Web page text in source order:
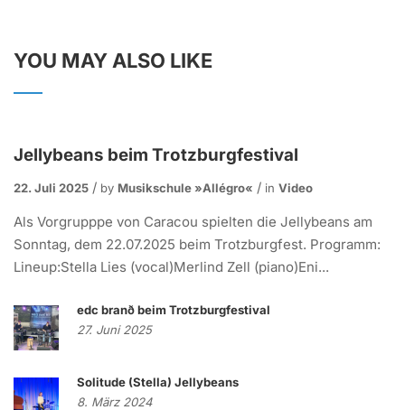
YOU MAY ALSO LIKE
Jellybeans beim Trotzburgfestival
22. Juli 2025 by Musikschule »allégro« in Video
Als Vorgrupppe von Caracou spielten die Jellybeans am
Sonntag, dem 22.07.2025 beim Trotzburgfest. Programm:
Lineup:Stella Lies (vocal)Merlind Zell (piano)Eni...
edc branð beim Trotzburgfestival
27. Juni 2025
Solitude (Stella) Jellybeans
8. März 2024